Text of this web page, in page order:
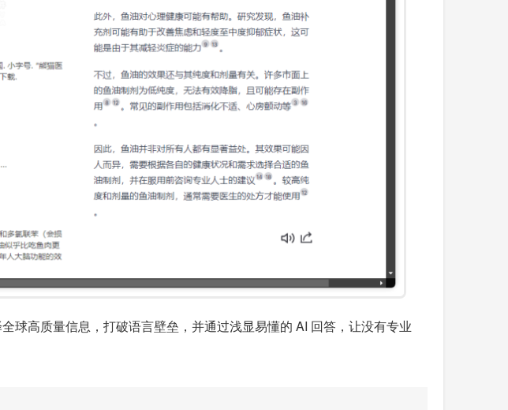
球高质量信息，打破语言壁垒，并通过浅显易懂的 AI 回答，让没有专业